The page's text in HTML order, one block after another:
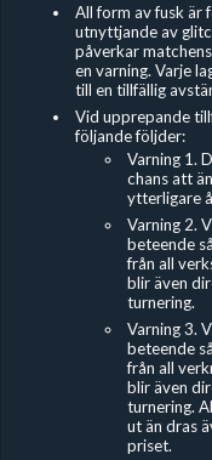
All form av fusk är
utnyttjande av
påverkar
en varning. Varje
till en tillfällig
Vid upprepande
följande följder:
Varning 1.
chans att
ytterligare
Varning 2.
beteende
från all
blir även
turnering.
Varning 3.
beteende
från all
blir även
turnering.
ut än dras
priset.